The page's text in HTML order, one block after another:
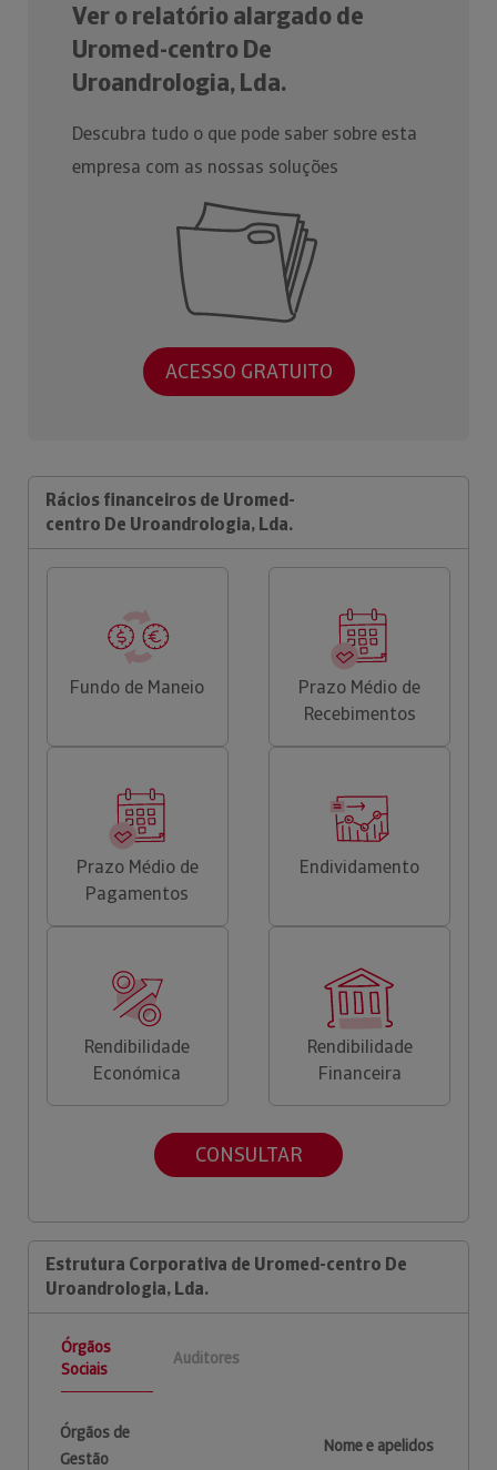
Ver o relatório alargado de
Uromed-centro De
Uroandrologia, Lda.
Descubra tudo o que pode saber sobre esta
empresa com as nossas soluções
ACESSO GRATUITO
Rácios financeiros de Uromed-
centro De Uroandrologia, Lda.
Fundo de Maneio
Prazo Médio de
Recebimentos
Prazo Médio de
Pagamentos
Endividamento
Rendibilidade
Económica
Rendibilidade
Financeira
CONSULTAR
Estrutura Corporativa de Uromed-centro De
Uroandrologia, Lda.
Órgãos
Sociais
Auditores
Órgãos de
Gestão
Nome e apelidos